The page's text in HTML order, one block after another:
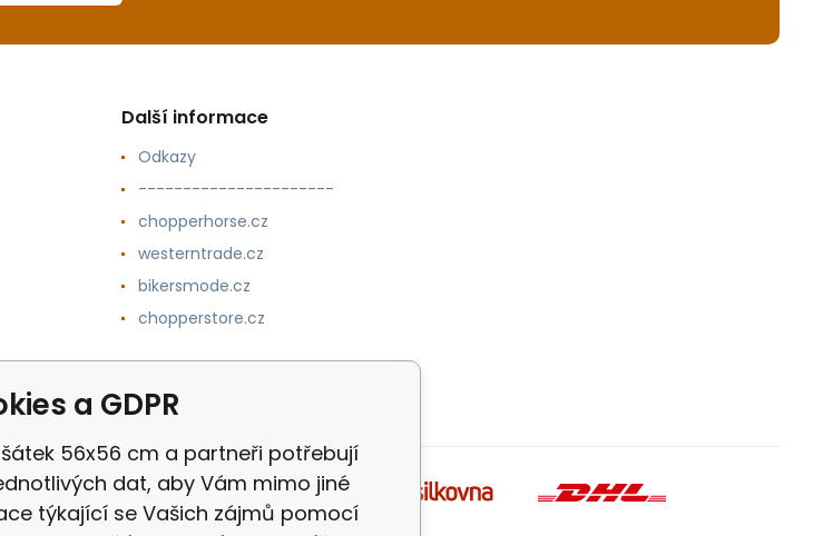
Další informace
Odkazy
----------------------
chopperhorse.cz
westerntrade.cz
bikersmode.cz
chopperstore.cz
a GDPR
56x56 cm a partneři potřebují
dat, aby Vám mimo jiné
týkající se Vašich zájmů pomocí